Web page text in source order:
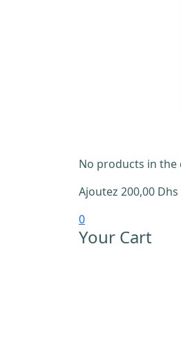
No products in the
Ajoutez 200,00 Dhs
0
Your Cart